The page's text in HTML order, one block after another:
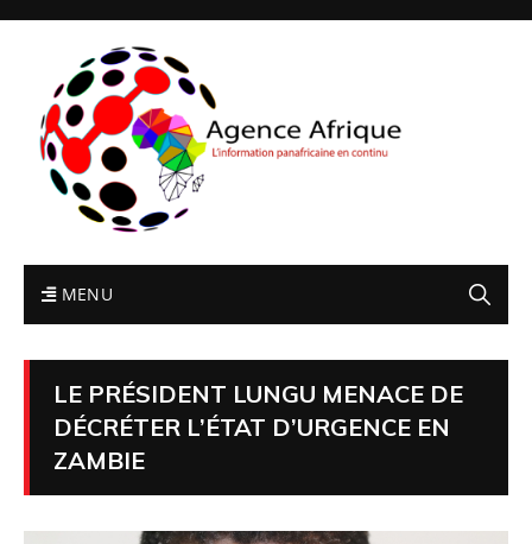
MENU
LE PRÉSIDENT LUNGU MENACE DE
DÉCRÉTER L’ÉTAT D’URGENCE EN
ZAMBIE